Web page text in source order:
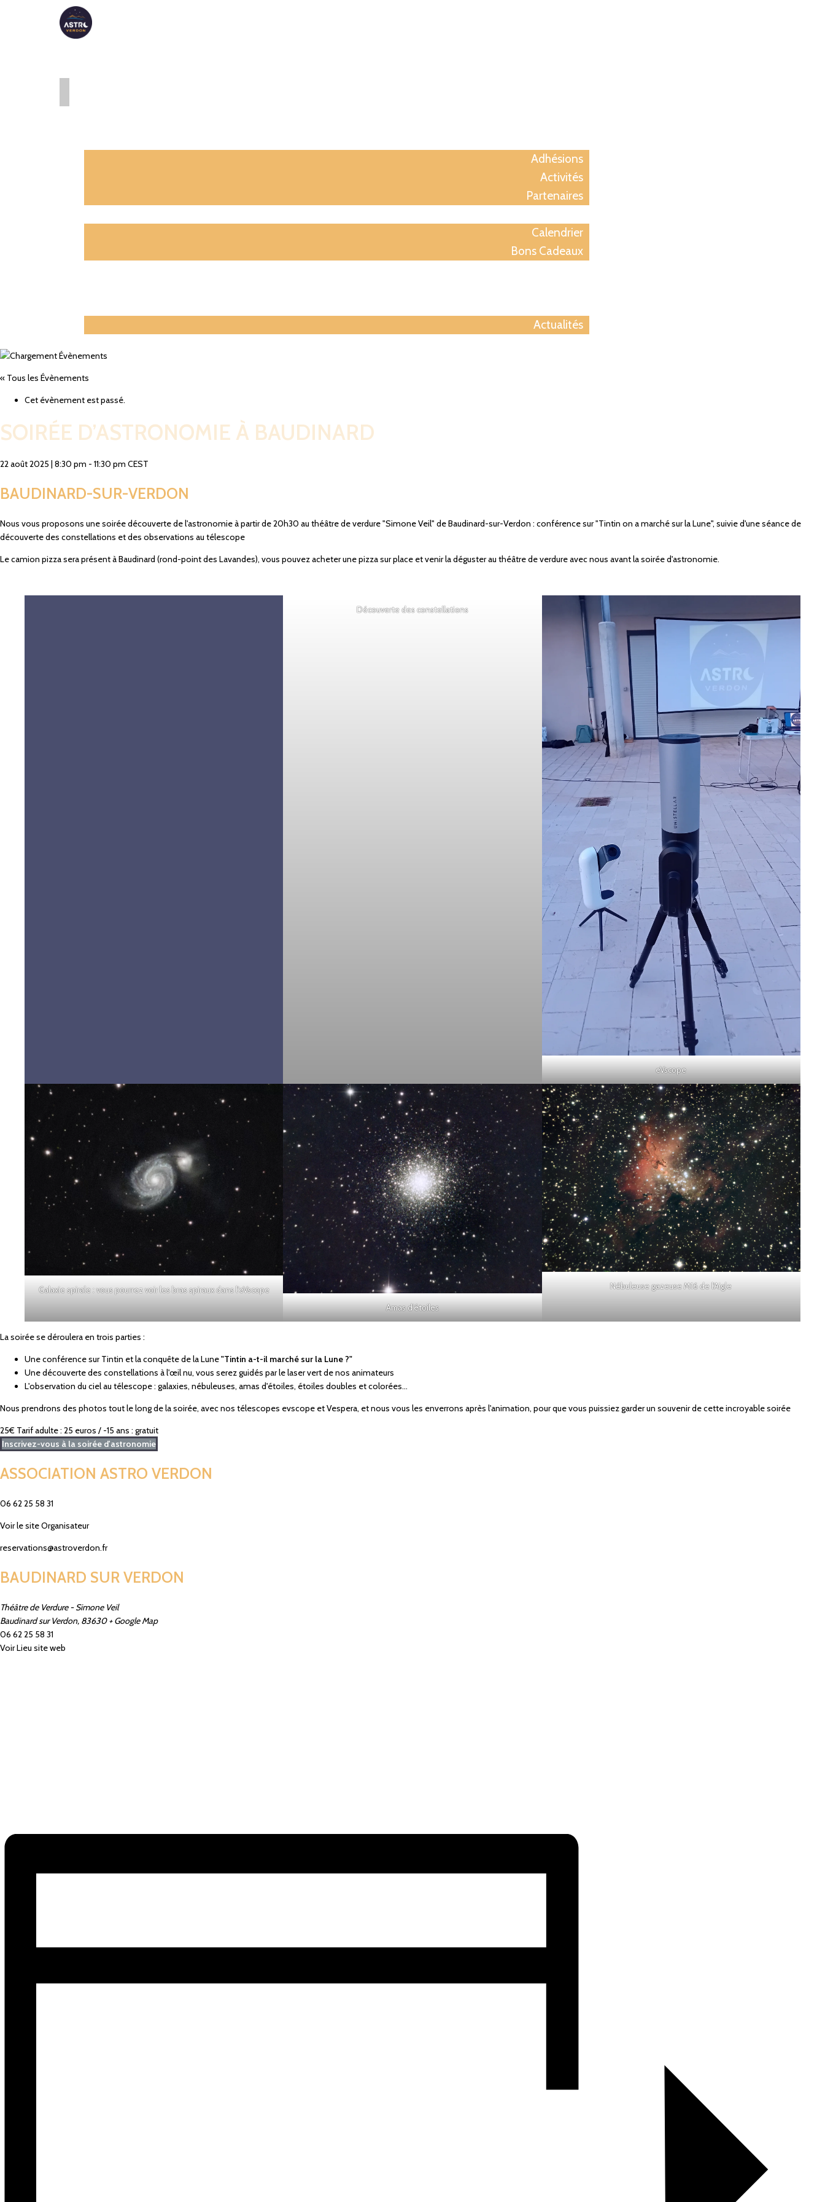
Adhésions
Activités
Partenaires
Calendrier
Bons Cadeaux
Actualités
« Tous les Évènements
Cet évènement est passé.
SOIRÉE D’ASTRONOMIE À BAUDINARD
22 août 2025 | 8:30 pm - 11:30 pm CEST
BAUDINARD-SUR-VERDON
Nous vous proposons une soirée découverte de l'astronomie à partir de 20h30 au théâtre de verdure "Simone Veil" de Baudinard-sur-Verdon : conférence sur "Tintin on a marché sur la Lune", suivie d'une séance de
découverte des constellations et des observations au télescope
Le camion pizza sera présent à Baudinard (rond-point des Lavandes), vous pouvez acheter une pizza sur place et venir la déguster au théâtre de verdure avec nous avant la soirée d'astronomie.
Découverte des constellations
eVscope
Galaxie spirale : vous pourrez voir les bras spiraux dans l'eVscope
Amas d'étoiles
Nébuleuse gazeuse M16 de l'Aigle
La soirée se déroulera en trois parties :
Une conférence sur Tintin et la conquête de la Lune"Tintin a-t-il marché sur la Lune ?"
Une découverte des constellations à l'œil nu, vous serez guidés par le laser vert de nos animateurs
L'observation du ciel au télescope : galaxies, nébuleuses, amas d'étoiles, étoiles doubles et colorées...
Nous prendrons des photos tout le long de la soirée, avec nos télescopes evscope et Vespera, et nous vous les enverrons après l'animation, pour que vous puissiez garder un souvenir de cette incroyable soirée
25€ Tarif adulte : 25 euros / -15 ans : gratuit
Inscrivez-vous à la soirée d'astronomie
ASSOCIATION ASTRO VERDON
06 62 25 58 31­
Voir le site Organisateur
reservations@astroverdon.fr
BAUDINARD SUR VERDON
Théâtre de Verdure - Simone Veil
Baudinard sur Verdon, 83630 + Google Map
06 62 25 58 31
Voir Lieu site web